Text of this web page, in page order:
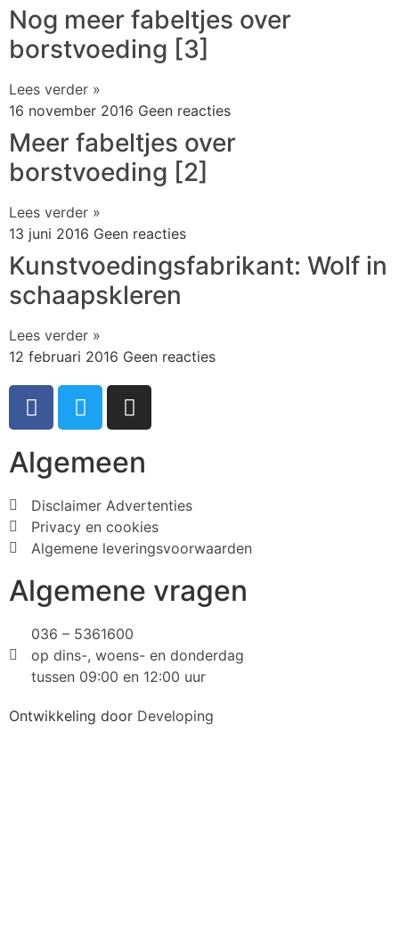
Nog meer fabeltjes over
borstvoeding [3]
Lees verder »
16 november 2016 Geen reacties
Meer fabeltjes over
borstvoeding [2]
Lees verder »
13 juni 2016 Geen reacties
Kunstvoedingsfabrikant: Wolf in
schaapskleren
Lees verder »
12 februari 2016 Geen reacties
Algemeen
Disclaimer Advertenties
Privacy en cookies
Algemene leveringsvoorwaarden
Algemene vragen
036 – 5361600
op dins-, woens- en donderdag
tussen 09:00 en 12:00 uur
Ontwikkeling door Developing